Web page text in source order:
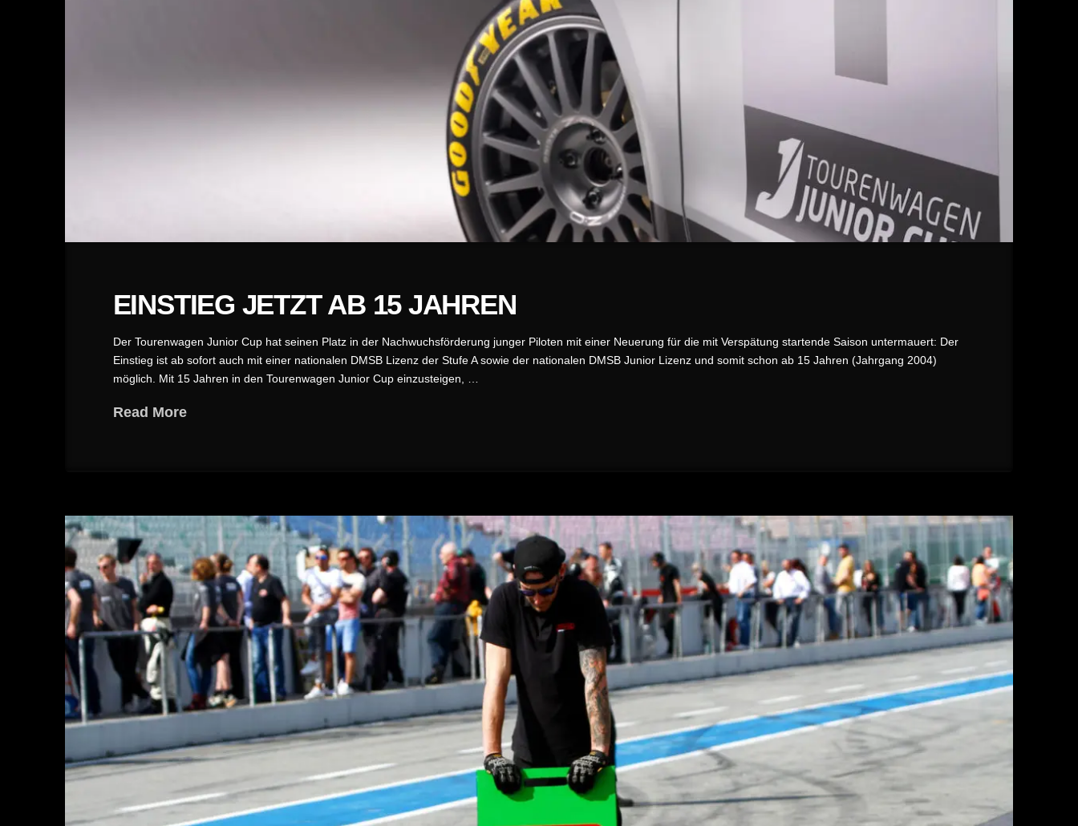
EINSTIEG JETZT AB 15 JAHREN
Der Tourenwagen Junior Cup hat seinen Platz in der Nachwuchsförderung junger Piloten mit einer Neuerung für die mit Verspätung startende Saison untermauert: Der
Einstieg ist ab sofort auch mit einer nationalen DMSB Lizenz der Stufe A sowie der nationalen DMSB Junior Lizenz und somit schon ab 15 Jahren (Jahrgang 2004)
möglich. Mit 15 Jahren in den Tourenwagen Junior Cup einzusteigen, …
Read More